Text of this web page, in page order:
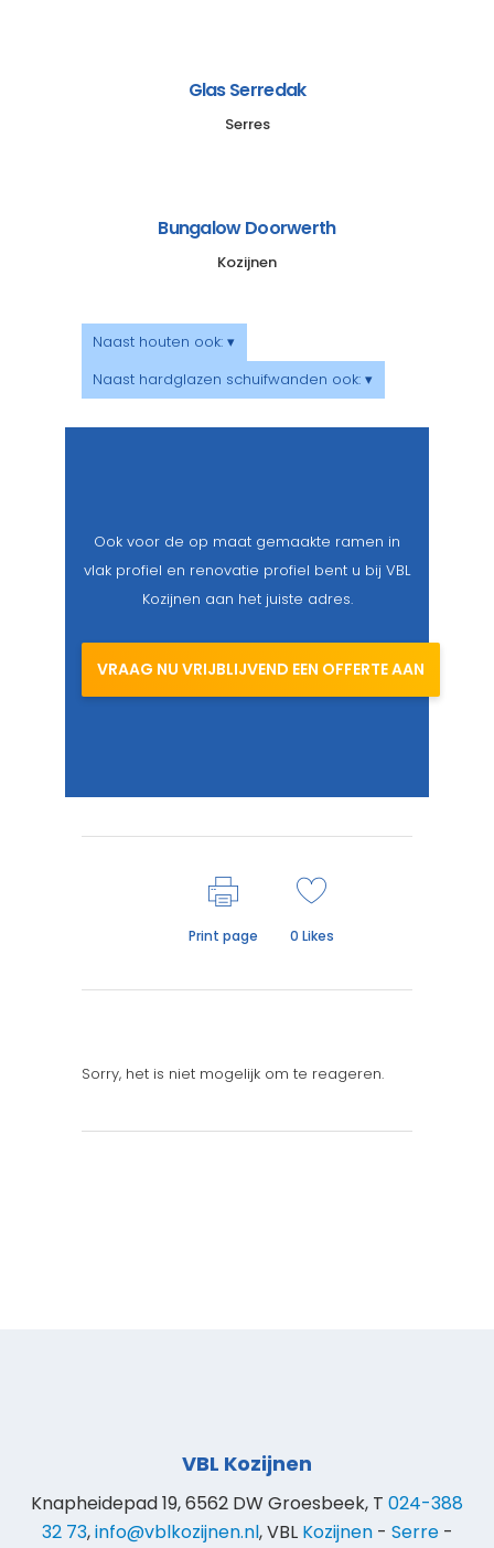
Glas Serredak
Serres
Bungalow Doorwerth
Kozijnen
Naast houten ook: ▾
Naast hardglazen schuifwanden ook: ▾
Ook voor de op maat gemaakte ramen in
vlak profiel en renovatie profiel bent u bij VBL
Kozijnen aan het juiste adres.
VRAAG NU VRIJBLIJVEND EEN OFFERTE AAN
Print page 0 Likes
Sorry, het is niet mogelijk om te reageren.
VBL Kozijnen
Knapheidepad 19, 6562 DW Groesbeek, T 024-388
32 73,info@vblkozijnen.nl, VBL Kozijnen- Serre-